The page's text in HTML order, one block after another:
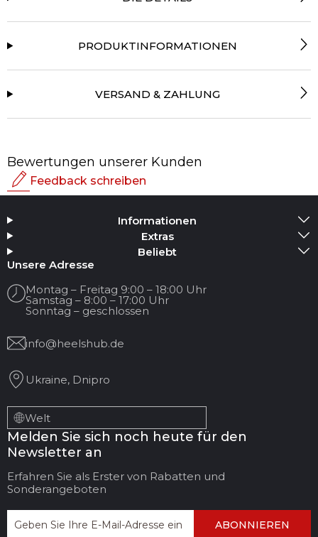
PRODUKTINFORMATIONEN
VERSAND & ZAHLUNG
Bewertungen unserer Kunden
Feedback schreiben
Medium hinzufügen
Ihr Name
Ihre E-Mail
Titel der Bewertung
Ihr Feedback:
FEEDBACK BEWERTUNG
Informationen
Extras
Beliebt
Unsere Adresse
Montag – Freitag 9:00 – 18:00 Uhr
Samstag – 8:00 – 17:00 Uhr
Sonntag – geschlossen
info@heelshub.de
Ukraine, Dnipro
Welt
Melden Sie sich noch heute für den
Newsletter an
Erfahren Sie als Erster von Rabatten und
Sonderangeboten
ABONNIEREN